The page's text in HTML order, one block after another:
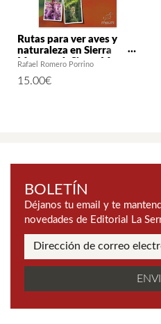
Rutas para ver aves y
naturaleza en Sierra
Morena. 4: Sierra Morena
Rafael Romero Porrino
15.00€
BOLETÍN
Déjanos tu email y te
novedades de Editorial La